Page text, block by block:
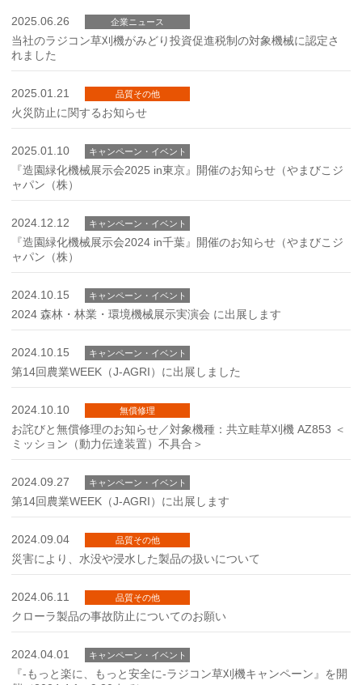
2025.06.26 企業ニュース
当社のラジコン草刈機がみどり投資促進税制の対象機械に認定さ
れました
2025.01.21 品質その他
火災防止に関するお知らせ
2025.01.10 キャンペーン・イベント
『造園緑化機械展示会2025 in東京』開催のお知らせ（やまびこジ
ャパン（株）
2024.12.12 キャンペーン・イベント
『造園緑化機械展示会2024 in千葉』開催のお知らせ（やまびこジ
ャパン（株）
2024.10.15 キャンペーン・イベント
2024 森林・林業・環境機械展示実演会 に出展します
2024.10.15 キャンペーン・イベント
第14回農業WEEK（J-AGRI）に出展しました
2024.10.10 無償修理
お詫びと無償修理のお知らせ／対象機種：共立畦草刈機 AZ853 ＜
ミッション（動力伝達装置）不具合＞
2024.09.27 キャンペーン・イベント
第14回農業WEEK（J-AGRI）に出展します
2024.09.04 品質その他
災害により、水没や浸水した製品の扱いについて
2024.06.11 品質その他
クローラ製品の事故防止についてのお願い
2024.04.01 キャンペーン・イベント
『-もっと楽に、もっと安全に-ラジコン草刈機キャンペーン』を開